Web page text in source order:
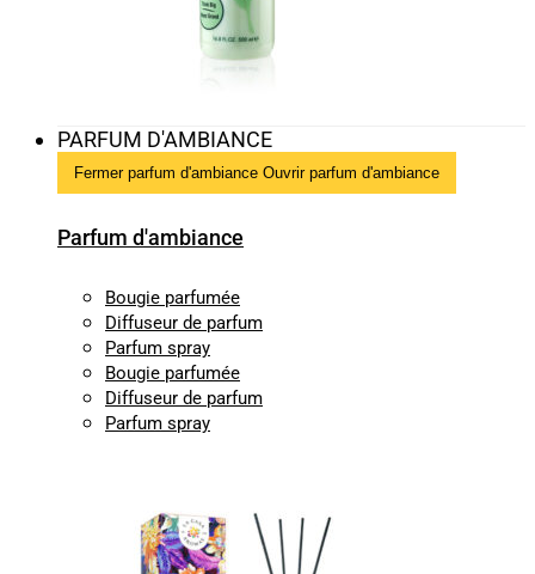
PARFUM D'AMBIANCE
Fermer parfum d'ambiance Ouvrir parfum d'ambiance
Parfum d'ambiance
Bougie parfumée
Diffuseur de parfum
Parfum spray
Bougie parfumée
Diffuseur de parfum
Parfum spray